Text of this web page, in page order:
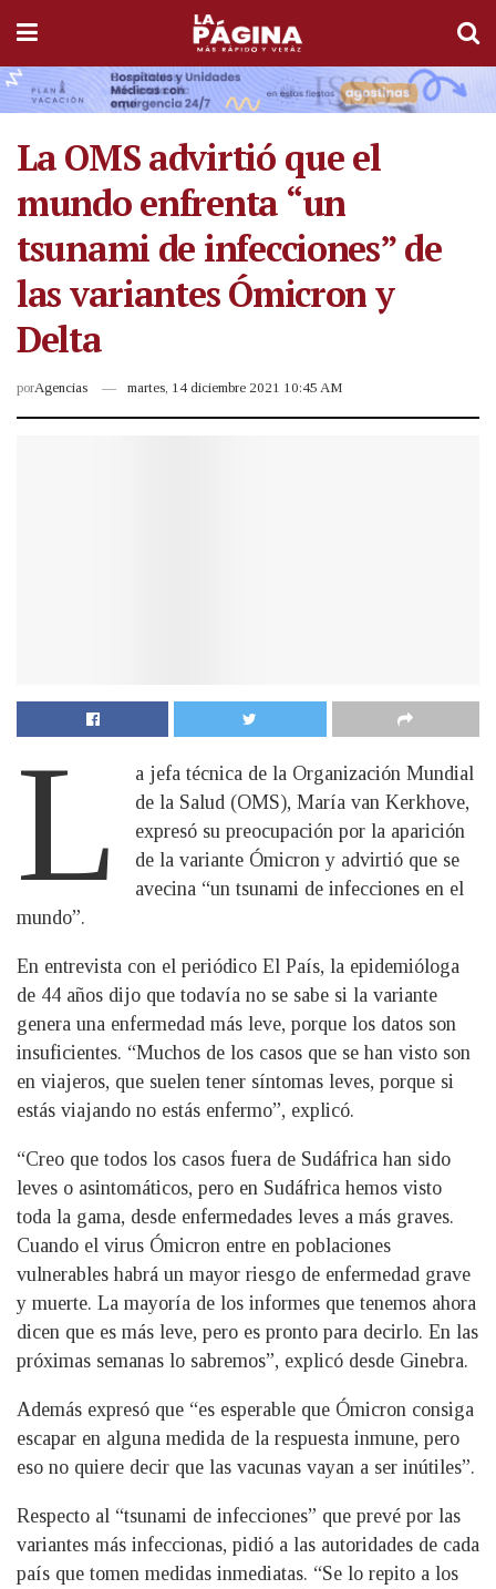
La OMS advirtió que el
mundo enfrenta “un
tsunami de infecciones” de
las variantes Ómicron y
Delta
porAgencias martes, 14 diciembre 2021 10:45 AM
L
a jefa técnica de la Organización Mundial
de la Salud (OMS), María van Kerkhove,
expresó su preocupación por la aparición
de la variante Ómicron y advirtió que se
avecina “un tsunami de infecciones en el
mundo”.
En entrevista con el periódico El País, la epidemióloga
de 44 años dijo que todavía no se sabe si la variante
genera una enfermedad más leve, porque los datos son
insuficientes. “Muchos de los casos que se han visto son
en viajeros, que suelen tener síntomas leves, porque si
estás viajando no estás enfermo”, explicó.
“Creo que todos los casos fuera de Sudáfrica han sido
leves o asintomáticos, pero en Sudáfrica hemos visto
toda la gama, desde enfermedades leves a más graves.
Cuando el virus Ómicron entre en poblaciones
vulnerables habrá un mayor riesgo de enfermedad grave
y muerte. La mayoría de los informes que tenemos ahora
dicen que es más leve, pero es pronto para decirlo. En las
próximas semanas lo sabremos”, explicó desde Ginebra.
Además expresó que “es esperable que Ómicron consiga
escapar en alguna medida de la respuesta inmune, pero
eso no quiere decir que las vacunas vayan a ser inútiles”.
Respecto al “tsunami de infecciones” que prevé por las
variantes más infeccionas, pidió a las autoridades de cada
país que tomen medidas inmediatas. “Se lo repito a los